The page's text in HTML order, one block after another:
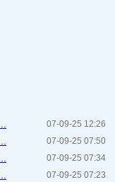
07-09-25 12:26
07-09-25 07:50
07-09-25 07:34
07-09-25 07:23